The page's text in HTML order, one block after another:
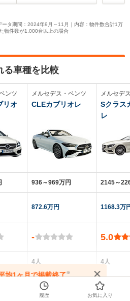
タ期間：2024年9月～11月｜内容：物件数合計1万
物件数が1,000台以上の場合
る車種を比較
ンツ
リオ
メルセデス・ベンツ
CLEカブリオレ
936～969万円
872.6万円
-
4人
2ドア
メルセデ
Sクラス
レ
2145～
1168.3万
5.0
4人
2ドア
てを表示する
均1ヶ月で掲載終了※
お問い合わせください
履歴 お気に入り